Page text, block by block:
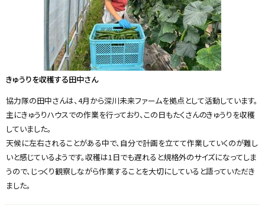
きゅうりを収穫する田中さん
協力隊の田中さんは、4月から深川未来ファームを拠点として活動しています。
主にきゅうりハウスでの作業を行っており、この日もたくさんのきゅうりを収穫
していました。
天候に左右されることがある中で、自分で計画を立てて作業していくのが難し
いと感じているようです。収穫は1日でも遅れると規格外のサイズになってしま
うので、じっくり観察しながら作業することを大切にしていると語っていただき
ました。